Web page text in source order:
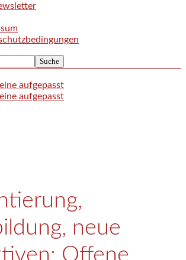
neue
Offene